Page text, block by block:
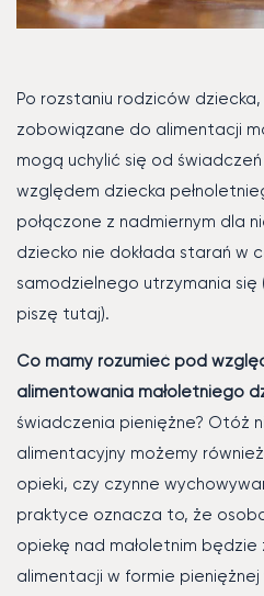
Po rozstaniu rodziców
zobowiązane do alimentacji
mogą uchylić się od
względem dziecka
połączone z nadmiernym dla
dziecko nie dokłada starań w
samodzielnego utrzymania
piszę tutaj).
Co mamy rozumieć pod
alimentowania małoletniego
świadczenia pieniężne? Otóż
alimentacyjny możemy
opieki, czy czynne
praktyce oznacza to, że
opiekę nad małoletnim
alimentacji w formie pieniężnej